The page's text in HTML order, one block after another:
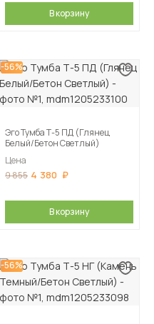
В корзину
-56%
Эго Тумба Т-5 ПД (Глянец
Белый/Бетон Светлый)
Цена
9 855 4 380
В корзину
-56%